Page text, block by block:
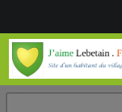
content